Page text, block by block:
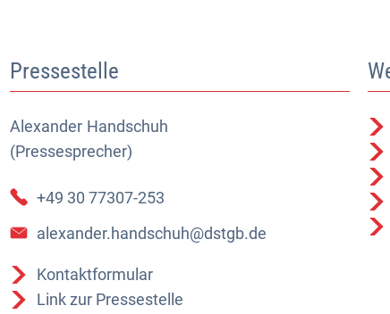
Pressestelle
Alexander Handschuh
(Pressesprecher)
Alexander Handschuh (Pressesprecher)
+49 30 77307-253
alexander.handschuh@dstgb.de
Kontaktformular
Link zur Pressestelle